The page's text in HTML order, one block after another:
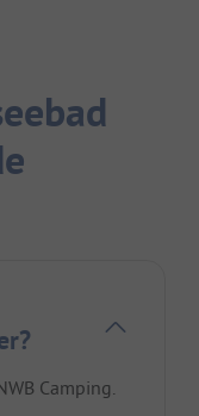
Camping.